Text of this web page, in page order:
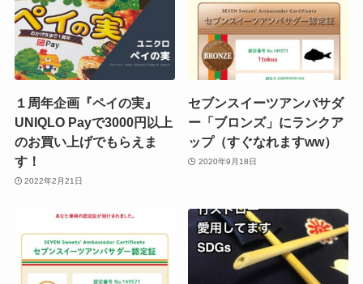
１周年企画『ペイの実』
UNIQLO Payで3000円以上
のお買い上げでもらえま
す！
2022年2月21日
セブンスイーツアンバサダ
ー「ブロンズ」にランクア
ップ（すぐなれますww）
2020年9月18日